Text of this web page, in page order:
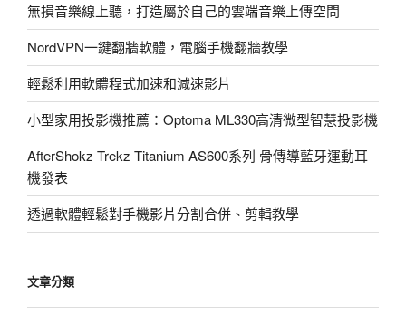
無損音樂線上聽，打造屬於自己的雲端音樂上傳空間
NordVPN一鍵翻牆軟體，電腦手機翻牆教學
輕鬆利用軟體程式加速和減速影片
小型家用投影機推薦：Optoma ML330高清微型智慧投影機
AfterShokz Trekz Titanium AS600系列 骨傳導藍牙運動耳
機發表
透過軟體輕鬆對手機影片分割合併、剪輯教學
文章分類